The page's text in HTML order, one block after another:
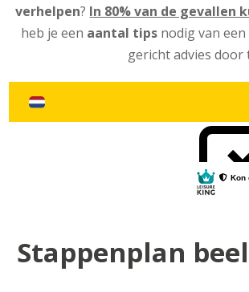
verhelpen? In 80% van de gevallen
heb je een aantal tipsnodig van een
gericht advies door
Stappenplan